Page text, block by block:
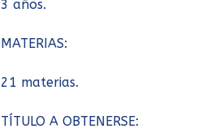
3 años.
MATERIAS:
21 materias.
TÍTULO A OBTENERSE: